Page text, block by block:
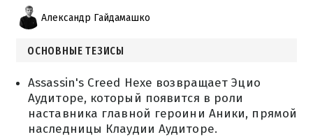
Александр Гайдамашко
ОСНОВНЫЕ ТЕЗИСЫ
Assassin's Creed Hexe возвращает Эцио
Аудиторе, который появится в роли
наставника главной героини Аники, прямой
наследницы Клаудии Аудиторе.